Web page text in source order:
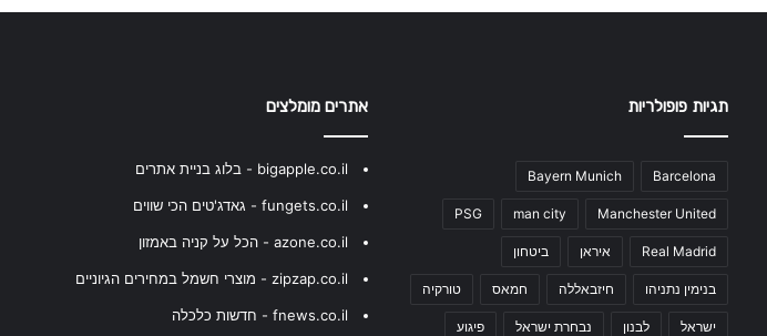
תגיות פופולריות
Barcelona
Bayern Munich
Manchester United
man city
PSG
Real Madrid איראן ביטחון
בנימין נתניהו חיזבאללה חמאס טורקיה
ישראל לבנון נבחרת ישראל פיגוע
אתרים מומלצים
bigapple.co.il - בלוג בניית אתרים
fungets.co.il - גאדג'טים הכי שווים
azone.co.il - הכל על קניה באמזון
zipzap.co.il - מוצרי חשמל במחירים הגיוניים
fnews.co.il - חדשות כלכלה